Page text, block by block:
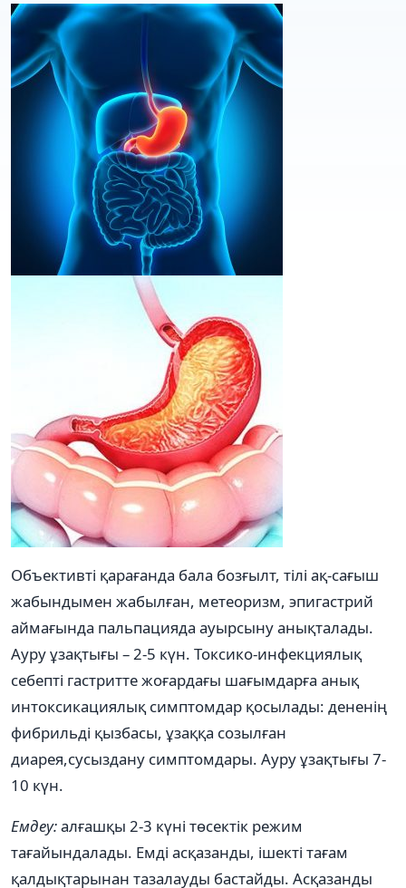
Объективті қарағанда бала бозғылт, тілі ақ-сағыш
жабындымен жабылған, метеоризм, эпигастрий
аймағында пальпацияда ауырсыну анықталады.
Ауру ұзақтығы – 2-5 күн. Токсико-инфекциялық
себепті гастритте жоғардағы шағымдарға анық
интоксикациялық симптомдар қосылады: дененің
фибрильді қызбасы, ұзаққа созылған
диарея,сусыздану симптомдары. Ауру ұзақтығы 7-
10 күн.
Емдеу:алғашқы 2-3 күні төсектік режим
тағайындалады. Емді асқазанды, ішекті тағам
қалдықтарынан тазалауды бастайды. Асқазанды